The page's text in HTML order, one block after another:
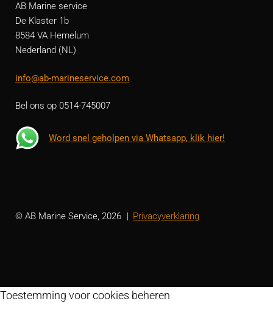
AB Marine service
De Klaster 1b
8584 VA Hemelum
Nederland (NL)
info@ab-marineservice.com
Bel ons op 0514-745007
Word snel geholpen via Whatsapp, klik hier!
© AB Marine Service, 2026 Privacyverklaring
Toestemming voor cookies beheren